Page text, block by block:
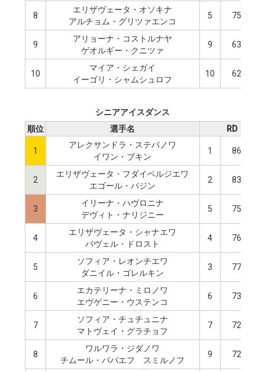
8
エリザヴェータ・オソキナ
アルチョム・グリツァエンコ
5 75.68
9
アリョーナ・コストルナヤ
ゲオルギー・クニツァ
9 63.74
10
マイア・シェガイ
イーゴリ・シャムシュロフ
10 62.38
シニアアイスダンス
順位
選手名 RD
1
アレクサンドラ・ステパノワ
イワン・ブキン
1 86.90
2
エリザヴェータ・フダイベルジエワ
エゴール・バジン
2 83.29
3
イリーナ・ハヴロニナ
デヴィト・ナリジニー
5 75.93
4
エリザヴェータ・シャナエワ
パヴェル・ドロスト
4 76.79
5
ソフィア・レオンチエワ
ダニイル・ゴレルキン
3 77.45
6
エカテリーナ・ミロノワ
エヴゲニー・ウステンコ
6 73.78
7
ソフィア・チュチュニナ
マトヴェイ・グラチョフ
7 72.28
8
ワルワラ・ジダノワ
チムール・ババエフ゠スミルノフ
9 72.13